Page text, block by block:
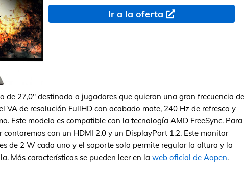
Ir a la oferta
de 27,0" destinado a jugadores que quieran una gran frecuencia de
VA de resolución FullHD con acabado mate, 240 Hz de refresco y
Este modelo es compatible con la tecnología AMD FreeSync. Para
con un HDMI 2.0 y un DisplayPort 1.2. Este monitor
de 2 W cada uno y el soporte solo permite regular la altura y la
Más características se pueden leer en la web oficial de Aopen.